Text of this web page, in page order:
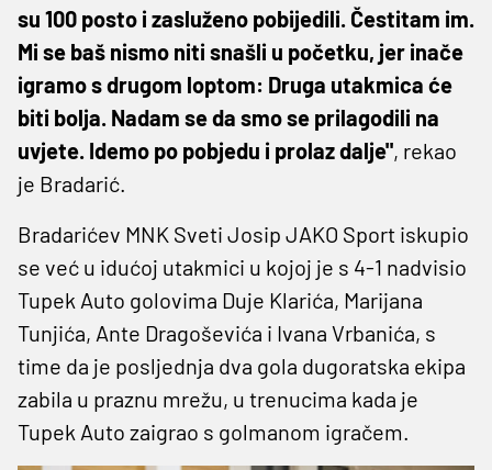
su 100 posto i zasluženo pobijedili. Čestitam im.
Mi se baš nismo niti snašli u početku, jer inače
igramo s drugom loptom: Druga utakmica će
biti bolja. Nadam se da smo se prilagodili na
uvjete. Idemo po pobjedu i prolaz dalje", rekao
je Bradarić.
Bradarićev MNK Sveti Josip JAKO Sport iskupio
se već u idućoj utakmici u kojoj je s 4-1 nadvisio
Tupek Auto golovima Duje Klarića, Marijana
Tunjića, Ante Dragoševića i Ivana Vrbanića, s
time da je posljednja dva gola dugoratska ekipa
zabila u praznu mrežu, u trenucima kada je
Tupek Auto zaigrao s golmanom igračem.